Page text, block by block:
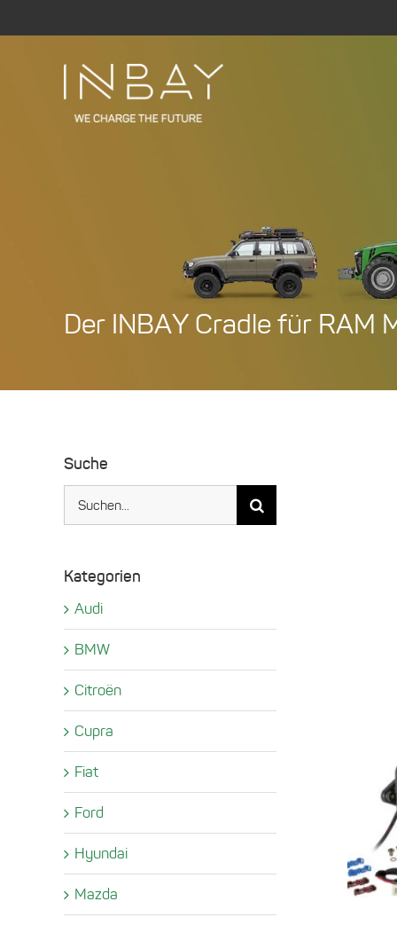
Inhalt
Der INBAY Cradle für RAM
Suche
Kategorien
Audi
BMW
Citroën
Cupra
Fiat
Ford
Hyundai
Mazda